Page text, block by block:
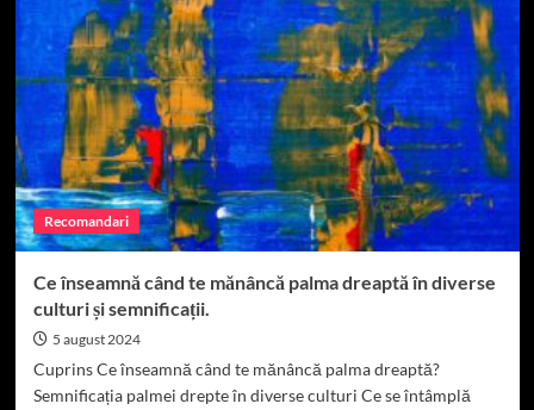
Recomandari
Ce înseamnă când te mănâncă palma dreaptă în diverse
culturi și semnificații.
5 august 2024
Cuprins Ce înseamnă când te mănâncă palma dreaptă?
Semnificația palmei drepte în diverse culturi Ce se întâmplă